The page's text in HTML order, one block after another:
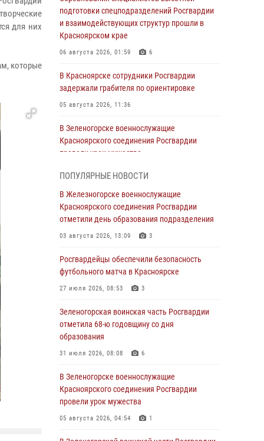
для них
которые
подготовки спецподразделений Росгвардии
и взаимодействующих структур прошли в
Красноярском крае
06 августа 2026, 01:59 6
В Красноярске сотрудники Росгвардии
задержали грабителя по ориентировке
05 августа 2026, 11:36
В Зеленогорске военнослужащие
Красноярского соединения Росгвардии
провели урок мужества
В Красноярске взрывотехники
спецподразделения Росгвардии уничтожили
артиллерийский снаряд
05 августа 2026, 04:52 1
В Красноярске сотрудники
вневедомственной охраны Росгвардии
задержали подозреваемого в серии краж из
04 августа 2026, 09:57
Сотрудники Росгвардии обеспечили
общественный порядок во время
Дудинке
04 августа 2026, 08:36 1
В Красноярске сотрудники Росгвардии
супермаркета
ПОПУЛЯРНЫЕ НОВОСТИ
В Железногорске военнослужащие
Красноярского соединения Росгвардии
отметили день образования подразделения
03 августа 2026, 13:09 3
Росгвардейцы обеспечили безопасность
футбольного матча в Красноярске
27 июля 2026, 08:53 3
Зеленогорская воинская часть Росгвардии
отметила 68-ю годовщину со дня
образования
31 июля 2026, 08:08 6
В Зеленогорске военнослужащие
Красноярского соединения Росгвардии
провели урок мужества
05 августа 2026, 04:54 1